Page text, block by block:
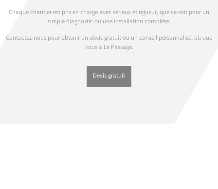
Chaque chantier est pris en charge avec sérieux et rigueur, que ce soit pour un
simple diagnostic ou une installation complète.
Contactez-nous pour obtenir un devis gratuit ou un conseil personnalisé, où que
vous à Le Passage.
Devis gratuit